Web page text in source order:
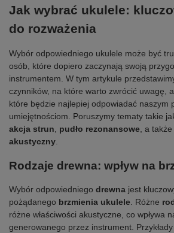
Jak wybrać ukulele:
do rozważenia
Wybór odpowiedniego ukulele może być
osób, które dopiero zaczynają swoją
instrumentem. W tym artykule
czynników, na które warto zwrócić uwagę,
które będzie najlepiej odpowiadać naszym
umiejętnościom. Poruszymy tematy takie
akcja strun, pudło rezonansowe, a także
akustyczny.
Rodzaje drewna: wpływ na
Wybór odpowiedniego drewna jest
pożądanego brzmienia ukulele. Różne
różne właściwości akustyczne, co wpływa
generowanego przez instrument.